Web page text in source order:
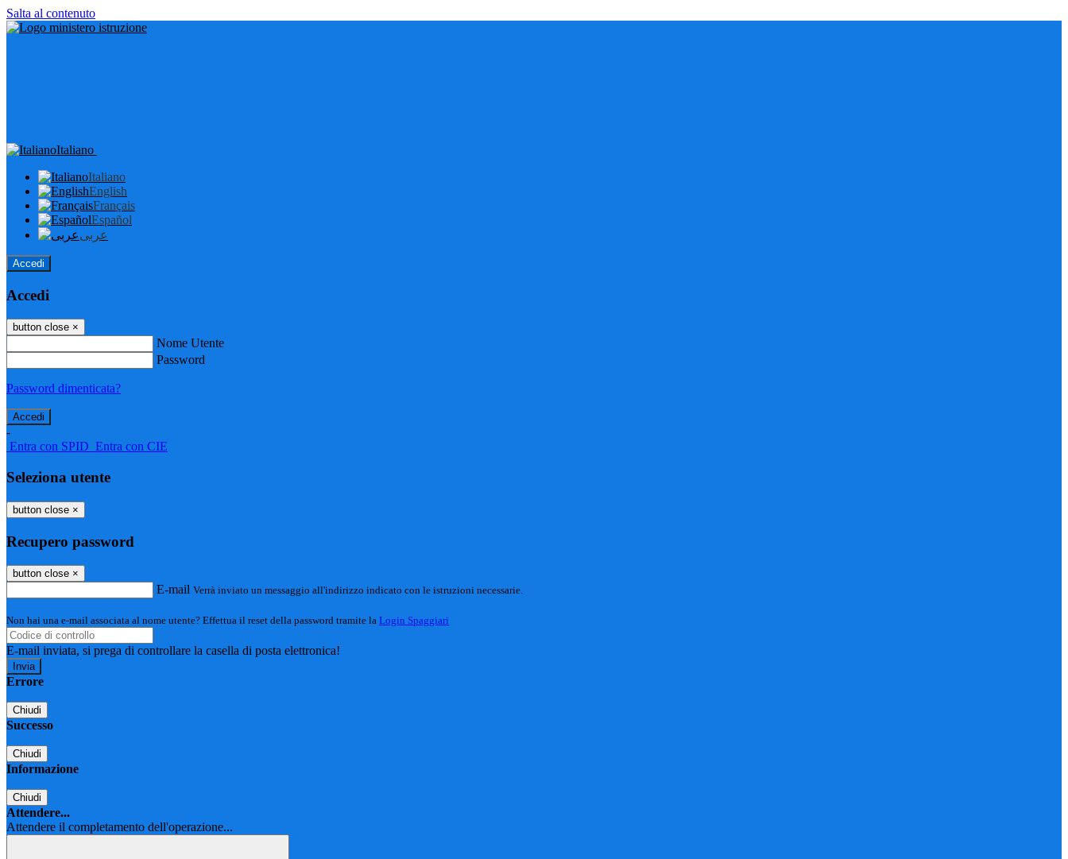
Salta al contenuto
Italiano
Italiano
English
Français
Español
عربى
Accedi
Accedi
button close ×
Nome Utente
Password
Password dimenticata?
-
Entra con SPID Entra con CIE
Seleziona utente
button close ×
Recupero password
button close ×
E-mail Verrà inviato un messaggio all'indirizzo indicato con le istruzioni necessarie.
Non hai una e-mail associata al nome utente? Effettua il reset della password tramite la Login Spaggiari
E-mail inviata, si prega di controllare la casella di posta elettronica!
Errore
Chiudi
Successo
Chiudi
Informazione
Chiudi
Attendere...
Attendere il completamento dell'operazione...